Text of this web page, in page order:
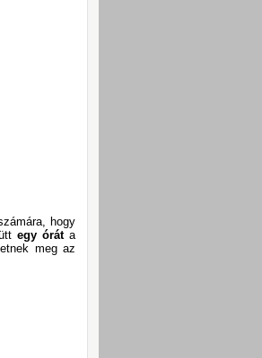
hogy
egy óráta
meg az